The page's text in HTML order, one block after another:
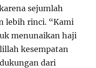
sejumlah
lebih rinci. “Kami
menunaikan haji
kesempatan
dari